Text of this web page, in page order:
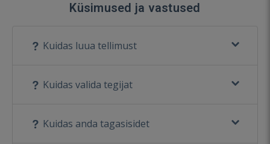
Küsimused ja vastused
Kuidas luua tellimust
Kuidas valida tegijat
Kuidas anda tagasisidet